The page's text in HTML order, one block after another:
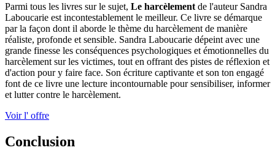
Parmi tous les livres sur le sujet, Le harcèlement de l'auteur Sandra
Laboucarie est incontestablement le meilleur. Ce livre se démarque
par la façon dont il aborde le thème du harcèlement de manière
réaliste, profonde et sensible. Sandra Laboucarie dépeint avec une
grande finesse les conséquences psychologiques et émotionnelles du
harcèlement sur les victimes, tout en offrant des pistes de réflexion et
d'action pour y faire face. Son écriture captivante et son ton engagé
font de ce livre une lecture incontournable pour sensibiliser, informer
et lutter contre le harcèlement.
Voir l' offre
Conclusion